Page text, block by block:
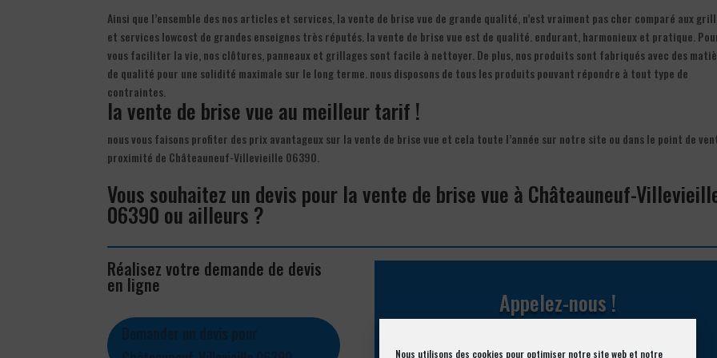
Nous utilisons des cookies pour optimiser notre site web et notre
Ainsi que l’ensemble des nos articles et services, la vente de brise vue de grande qualité, n’est vraiment pas cher comparé aux
et services lowcost de grandes enseignes très réputés. la vente de brise vue est de qualité. endurant, harmonieux et pratique.
vous faciliter la vie, nos clôtures, panneaux et grillages sont facile à nettoyer. De plus, nos produits sont fabriqués avec des
de qualité pour une solidité maximale sur le long terme. nous disposons de tous les produits pouvant répondre à tout type de
contraintes.
la vente de brise vue au meilleur tarif !
nous vous faisons profiter des prix avantageux sur la vente de brise vue et cela toute l’année sur notre site ou dans le point de
proximité de Châteauneuf-Villevieille 06390.
Vous souhaitez un devis pour la vente de brise vue à Châteauneuf-
06390 ou ailleurs ?
Réalisez votre demande de devis
en ligne
Appelez-nous !